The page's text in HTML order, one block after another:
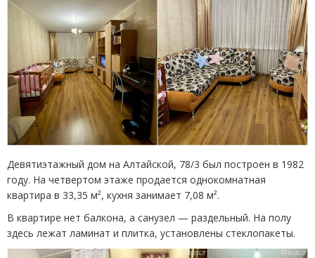
Девятиэтажный дом на Алтайской, 78/3 был построен в 1982
году. На четвертом этаже продается однокомнатная
квартира в 33,35 м², кухня занимает 7,08 м².
В квартире нет балкона, а санузел — раздельный. На полу
здесь лежат ламинат и плитка, установлены стеклопакеты.